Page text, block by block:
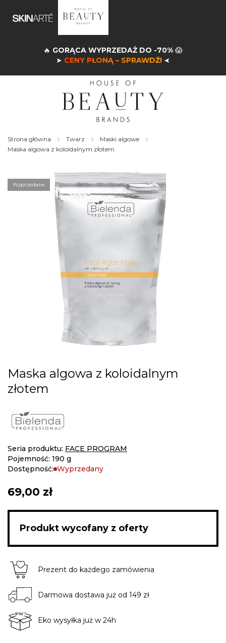
🔥 GORĄCA WYPRZEDAŻ DO -70% 😱
➤ CENY PŁONĄ – SPRAWDŹ! ➤
Strona główna Twarz
Maski algowe
Maska algowa z koloidalnym złotem
the
end
Wyprzedane
Skip
to
the
the
images
Maska algowa z koloidalnym
złotem
Seria produktu: FACE PROGRAM
Pojemność: 190 g
Dostępność: Wyprzedany
69,00 zł
Produkt wycofany z oferty
Prezent do każdego zamówienia
Darmowa dostawa już od 149 zł
Eko wysyłka już w 24h